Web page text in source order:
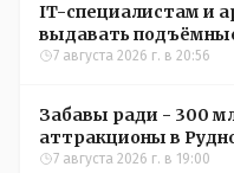
IT-специалистам и
выдавать
сёлах Казахстана
7 августа 2026 г. в 20:56
Забавы ради - 300
аттракционы в
окупятся?
7 августа 2026 г. в 19:00